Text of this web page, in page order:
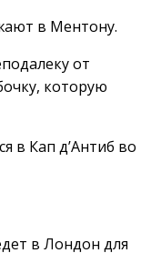
в Ментону.
от
которую
в Кап д’Антиб во
в Лондон для